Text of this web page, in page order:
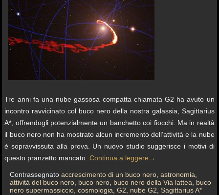
Tre anni fa una nube gassosa compatta chiamata G2 ha avuto un
incontro ravvicinato col buco nero della nostra galassia, Sagittarius
A*, offrendogli potenzialmente un banchetto coi fiocchi. Ma in realtà
il buco nero non ha mostrato alcun incremento dell’attività e la nube
è sopravvissuta alla prova. Un nuovo studio suggerisce i motivi di
questo pranzetto mancato.Continua a leggere →
Contrassegnato accrescimento di un buco nero ,astronomia
attività del buco nero buco nero buco nero della Via lattea
buco
nero supermassiccio ,cosmologia ,G2 nube G2 Sagittarius A*